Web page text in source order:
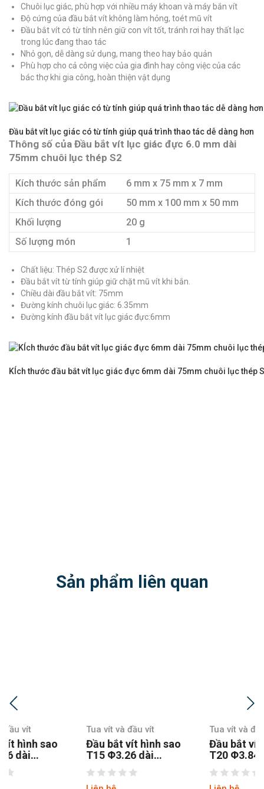
Chuôi lục giác, phù hợp với nhiều máy khoan và máy bắn vít
Độ cứng của đầu bắt vít không làm hỏng, toét mũ vít
Đầu bắt vít có từ tính nên giữ con vít tốt, tránh rơi hay thất lạc
trong lúc đang thao tác
Nhỏ gọn, dễ dàng sử dụng, mang theo hay bảo quản
Phù hợp cho cả công việc của gia đình hay công việc của các
bác thợ khi gia công, hoàn thiện vật dụng
Đầu bắt vít lục giác có từ tính giúp quá trình thao tác dễ dàng hơn
Thông số của Đầu bắt vít lục giác đực 6.0 mm dài
75mm chuôi lục thép S2
Kích thước sản phẩm
6 mm x 75 mm x 7 mm
Kích thước đóng gói
50 mm x 100 mm x 50 mm
Khối lượng
20 g
Số lượng món
1
Chất liệu: Thép S2 được xử lí nhiệt
Đầu bắt vít từ tính giúp giữ chặt mũ vít khi bắn.
Chiều dài đầu bắt vít: 75mm
Đường kính chuôi lục giác: 6.35mm
Đường kính đầu bắt vít lục giác đực:6mm
KÍch thước đầu bắt vít lục giác đực 6mm dài 75mm chuôi lục thép
Sản phẩm liên quan
Tua vít và đầu vít
Đầu bắt vít hình sao
T15 Φ3.26 dài
150MM chuôi lục
Tua vít và đầu vít
Đầu bắt vít hình sao
T20 Φ3.84 dài
100MM chuôi lục